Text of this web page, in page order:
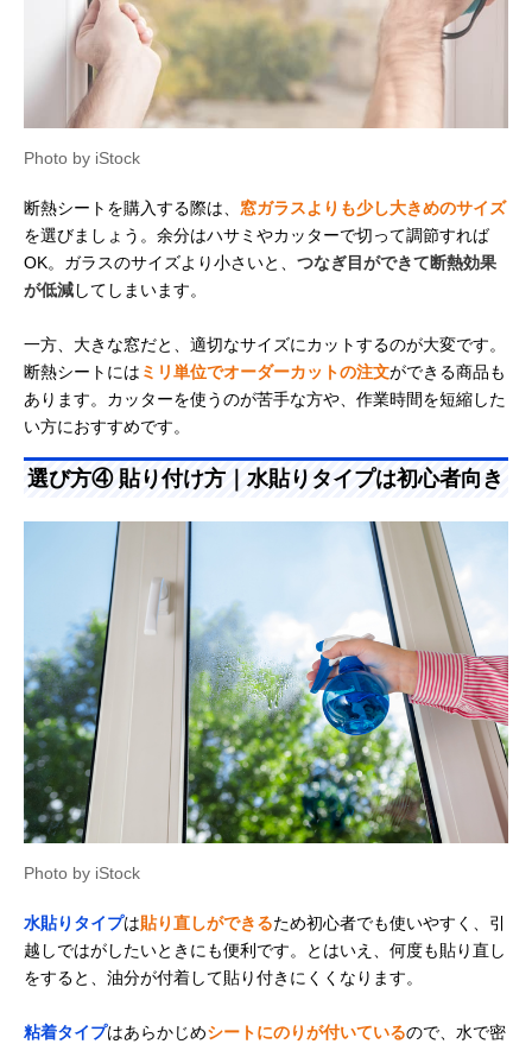
Photo by iStock
断熱シートを購入する際は、 窓ガラスよりも少し大きめのサイズ
を選びましょう。余分はハサミやカッターで切って調節すれば
OK。ガラスのサイズより小さいと、 つなぎ目ができて断熱効果
が低減してしまいます。
一方、大きな窓だと、適切なサイズにカットするのが大変です。
断熱シートには ミリ単位でオーダーカットの注文ができる商品も
あります。カッターを使うのが苦手な方や、作業時間を短縮した
い方におすすめです。
選び方④ 貼り付け方｜水貼りタイプは初心者向き
Photo by iStock
水貼りタイプは貼り直しができるため初心者でも使いやすく、引
越しではがしたいときにも便利です。とはいえ、何度も貼り直し
をすると、油分が付着して貼り付きにくくなります。
粘着タイプはあらかじめシートにのりが付いているので、水で密